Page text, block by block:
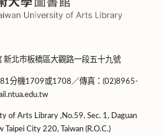
新北市板橋區大觀路一段五十九號
分機1709或1708／傳真：(02)8965-
of Arts Library ,No.59, Sec. 1, Daguan
Taipei City 220, Taiwan (R.O.C.)